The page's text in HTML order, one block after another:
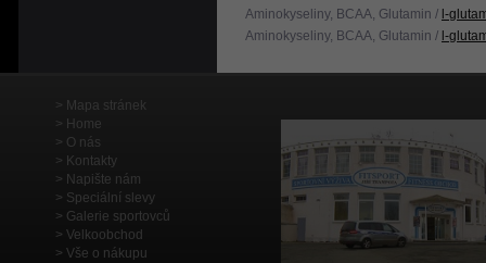
Aminokyseliny, BCAA, Glutamin / l-
Aminokyseliny, BCAA, Glutamin / l-
Mapa stránek
Home
O nás
Kontakty
Napište nám
Speciální slevy
Galerie sportovců
Velkoobchod
Vše o nákupu